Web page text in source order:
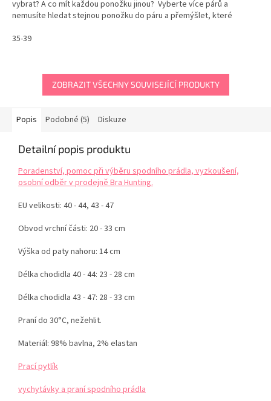
hvězdiček.
vybrat? A co mít každou ponožku jinou? Vyberte více párů a
nemusíte hledat stejnou ponožku do páru a přemýšlet, které
35-39
ZOBRAZIT VŠECHNY SOUVISEJÍCÍ PRODUKTY
Popis Podobné (5) Diskuze
Detailní popis produktu
Poradenství, pomoc při výběru spodního prádla, vyzkoušení,
osobní odběr v prodejně Bra Hunting.
EU velikosti: 40 - 44, 43 - 47
Obvod vrchní části: 20 - 33 cm
Výška od paty nahoru: 14 cm
Délka chodidla 40 - 44: 23 - 28 cm
Délka chodidla 43 - 47: 28 - 33 cm
Praní do 30°C, nežehlit.
Materiál: 98% bavlna, 2% elastan
Prací pytlík
vychytávky a praní spodního prádla